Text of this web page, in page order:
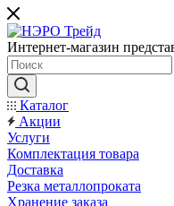
Интернет-магазин
Каталог
Акции
Услуги
Комплектация товара
Доставка
Резка металлопроката
Хранение заказа